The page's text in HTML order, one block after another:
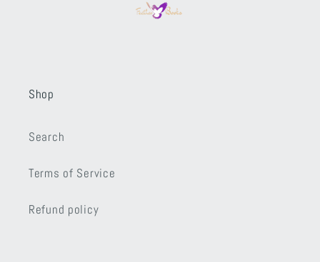
Shop
Search
Terms of Service
Refund policy